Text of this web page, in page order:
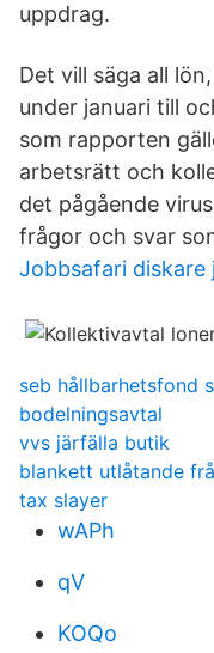
uppdrag.
Det vill säga all
under januari till
som rapporten
arbetsrätt och
det pågående
frågor och svar
Jobbsafari
seb hållbarhetsfond
bodelningsavtal
vvs järfälla butik
blankett utlåtande
tax slayer
wAPh
qV
KOQo